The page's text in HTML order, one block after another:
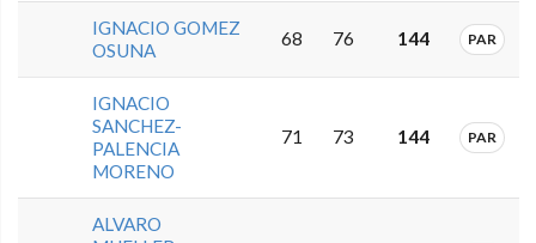
IGNACIO GOMEZ
OSUNA
68 76 144 PAR
IGNACIO
SANCHEZ-
PALENCIA
MORENO
71 73 144 PAR
ALVARO